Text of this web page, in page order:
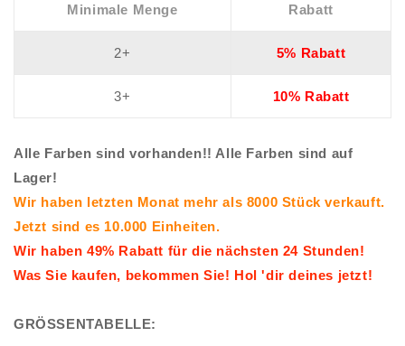
Minimale Menge Rabatt
2+ 5% Rabatt
3+ 10% Rabatt
Alle Farben sind vorhanden!! Alle Farben sind auf
Lager!
Wir haben letzten Monat mehr als 8000 Stück verkauft.
Jetzt sind es 10.000 Einheiten.
Wir haben 49% Rabatt für die nächsten 24 Stunden!
Was Sie kaufen, bekommen Sie! Hol 'dir deines jetzt!
GRÖSSENTABELLE: